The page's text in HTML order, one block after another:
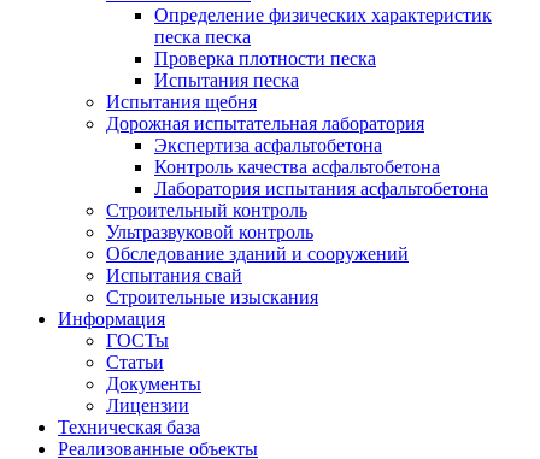
Определение физических характеристик
песка песка
Проверка плотности песка
Испытания песка
Испытания щебня
Дорожная испытательная лаборатория
Экспертиза асфальтобетона
Контроль качества асфальтобетона
Лаборатория испытания асфальтобетона
Строительный контроль
Ультразвуковой контроль
Обследование зданий и сооружений
Испытания свай
Строительные изыскания
Информация
ГОСТы
Статьи
Документы
Лицензии
Техническая база
Реализованные объекты